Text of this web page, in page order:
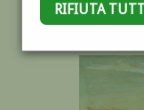
RIFIUTA
SANTA